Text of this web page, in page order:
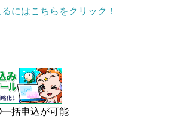
にはこちらをクリック！
括申込が可能